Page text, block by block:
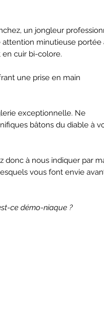
un jongleur
minutieuse portée
cuir bi-colore.
une prise en main
exceptionnelle. Ne
bâtons du diable à
donc à nous indiquer par
vous font envie
ce démo-niaque ?